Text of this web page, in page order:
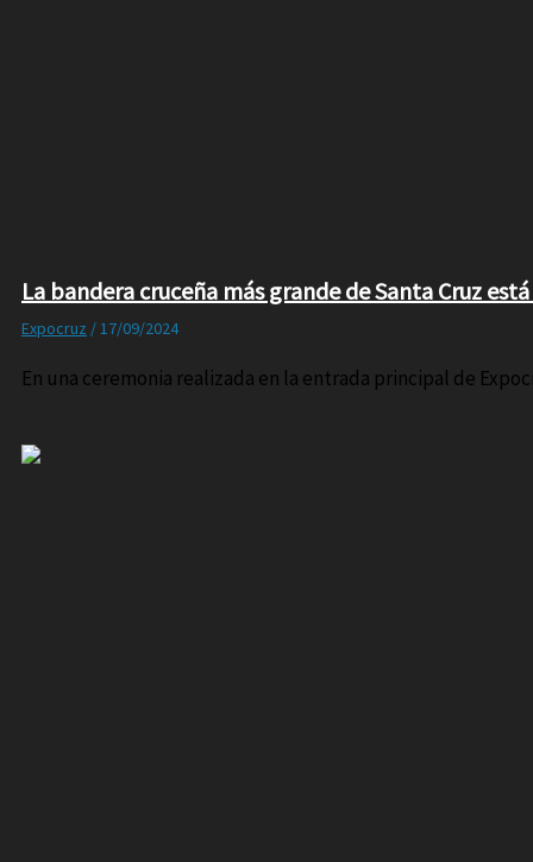
La bandera cruceña más grande de Santa Cruz
Expocruz /17/09/2024
En una ceremonia realizada en la entrada principal de